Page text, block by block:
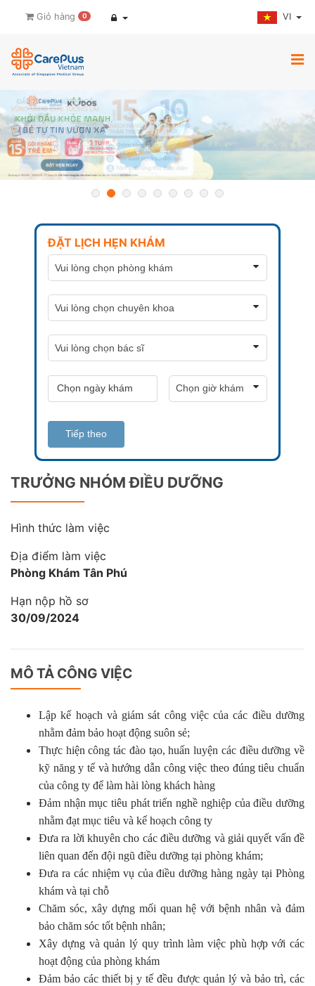
Giỏ hàng 0 VI
ĐẶT LỊCH HẸN KHÁM
Tiếp theo
TRƯỞNG NHÓM ĐIỀU DƯỠNG
Hình thức làm việc
Địa điểm làm việc
Phòng Khám Tân Phú
Hạn nộp hồ sơ
30/09/2024
MÔ TẢ CÔNG VIỆC
Lập kế hoạch và giám sát công việc của các điều dưỡng
nhằm đảm bảo hoạt động suôn sẻ;
Thực hiện công tác đào tạo, huấn luyện các điều dưỡng về
kỹ năng y tế và hướng dẫn công việc theo đúng tiêu chuẩn
của công ty để làm hài lòng khách hàng
Đảm nhận mục tiêu phát triển nghề nghiệp của điều dưỡng
nhằm đạt mục tiêu và kế hoạch công ty
Đưa ra lời khuyên cho các điều dưỡng và giải quyết vấn đề
liên quan đến đội ngũ điều dưỡng tại phòng khám;
Đưa ra các nhiệm vụ của điều dưỡng hàng ngày tại Phòng
khám và tại chỗ
Chăm sóc, xây dựng mối quan hệ với bệnh nhân và đảm
bảo chăm sóc tốt bệnh nhân;
Xây dựng và quản lý quy trình làm việc phù hợp với các
hoạt động của phòng khám
Đảm bảo các thiết bị y tế đều được quản lý và bảo trì, các